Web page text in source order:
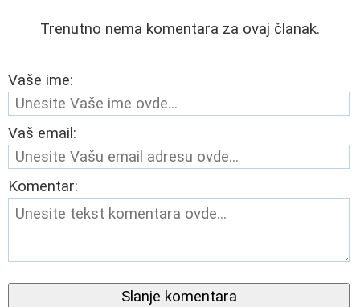
Trenutno nema komentara za ovaj članak.
Vaše ime:
Vaš email:
Komentar:
Slanje komentara